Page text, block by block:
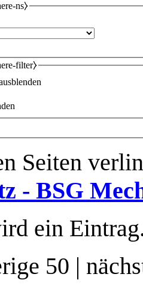
ns⧽
filter⧽
Seiten
- BSG
ein
50 |